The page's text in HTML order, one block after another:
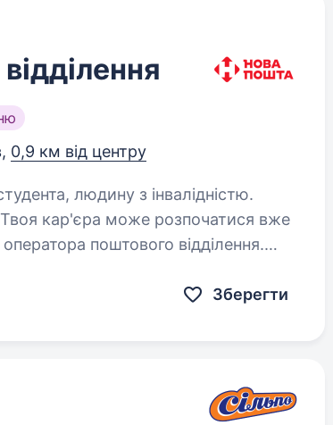
0,9 км від центру
людину з інвалідністю.
кар'єра може розпочатися вже
поштового відділення.
Зберегти